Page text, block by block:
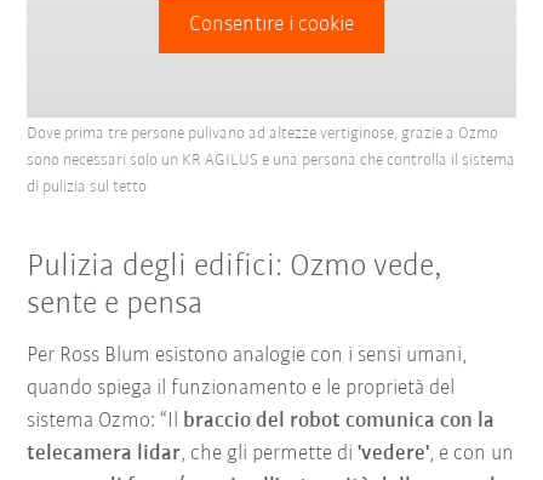
Consentire i cookie
Dove prima tre persone pulivano ad altezze vertiginose, grazie a Ozmo
sono necessari solo un KR AGILUS e una persona che controlla il sistema
di pulizia sul tetto
Pulizia degli edifici: Ozmo vede,
sente e pensa
Per Ross Blum esistono analogie con i sensi umani,
quando spiega il funzionamento e le proprietà del
sistema Ozmo: “Il
braccio del robot comunica con la
telecamera lidar, che gli permette di'vedere', e con un